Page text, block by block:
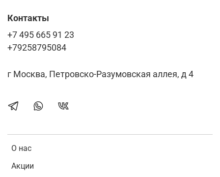
О нас
Акции
Контакты
+7 495 665 91 23
+79258795084
г Москва, Петровско-Разумовская аллея, д 4